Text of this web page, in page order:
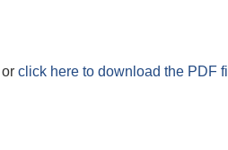
or click here to download the PDF